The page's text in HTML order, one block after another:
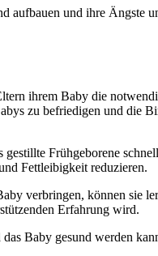
aufbauen und ihre Ängste
ihrem Baby die
zu befriedigen und die
Frühgeborene
Fettleibigkeit reduzieren.
verbringen, können sie
Erfahrung wird.
Baby gesund werden